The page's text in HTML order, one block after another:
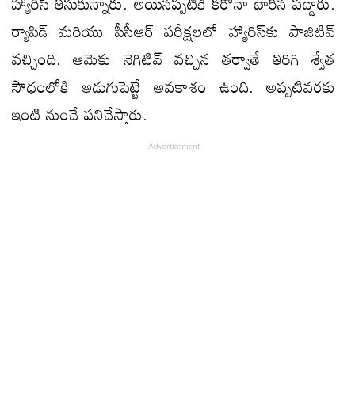
ర్యాపిడ్ మరియు పీసీఆర్ పరీక్షలలో హ్యారిస్‌కు పాజిటివ్
వచ్చింది. ఆమెకు నెగిటివ్ వచ్చిన తర్వాతే తిరిగి శ్వేత
సౌధంలోకి అడుగుపెట్టే అవకాశం ఉంది. అప్పటివరకు
ఇంటి నుంచే పనిచేస్తారు.